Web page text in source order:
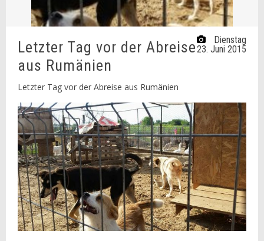
Dienstag
23. Juni 2015
Letzter Tag vor der Abreise
aus Rumänien
Letzter Tag vor der Abreise aus Rumänien